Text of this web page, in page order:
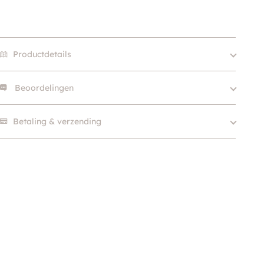
Productdetails
Levensfase
Merk
Pet Silk
Verzorgingsdoel
SKU
210000006104
Beoordelingen
Betaling & verzending